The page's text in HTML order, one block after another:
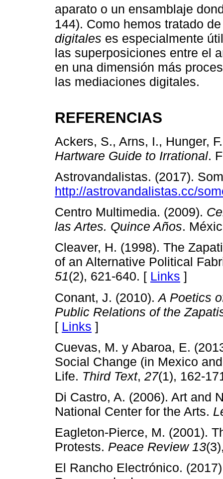
aparato o un ensamblaje
144). Como hemos tratado
digitales es especialmente
las superposiciones entre el
en una dimensión más
las mediaciones digitales.
REFERENCIAS
Ackers, S., Arns, I., Hunger,
Hartware Guide to Irrational.
Astrovandalistas. (2017).
http://astrovandalistas.cc/
Centro Multimedia. (2009).
las Artes. Quince Años.
Cleaver, H. (1998). The
of an Alternative Political
51(2), 621-640. [ Links ]
Conant, J. (2010).A Poetics
Public Relations of the
[ Links ]
Cuevas, M. y Abaroa, E.
Social Change (in Mexico
Life. Third Text, 27(1), 162-
Di Castro, A. (2006). Art and
National Center for the Arts.
Eagleton-Pierce, M. (2001).
Protests. Peace Review 13
El Rancho Electrónico.